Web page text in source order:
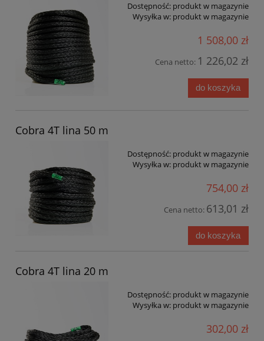
Dostępność: produkt w magazynie
Wysyłka w: produkt w magazynie
1 508,00 zł
Cena netto: 1 226,02 zł
do koszyka
Cobra 4T lina 50 m
Dostępność: produkt w magazynie
Wysyłka w: produkt w magazynie
754,00 zł
Cena netto: 613,01 zł
do koszyka
Cobra 4T lina 20 m
Dostępność: produkt w magazynie
Wysyłka w: produkt w magazynie
302,00 zł